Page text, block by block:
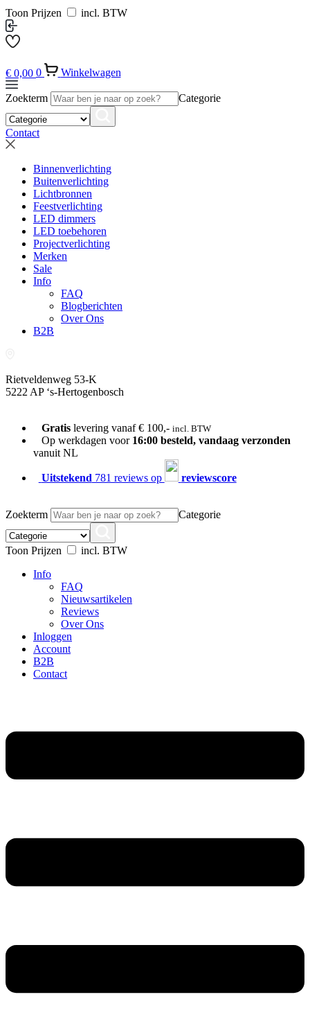
Toon Prijzen incl. BTW
€ 0,00 0 Winkelwagen
Zoekterm Categorie
Contact
Binnenverlichting
Buitenverlichting
Lichtbronnen
Feestverlichting
LED dimmers
LED toebehoren
Projectverlichting
Merken
Sale
Info
FAQ
Blogberichten
Over Ons
B2B
Rietveldenweg 53-K
5222 AP ‘s-Hertogenbosch
Gratislevering vanaf € 100,- incl. BTW
Op werkdagen voor 16:00 besteld, vandaag verzonden
vanuit NL
Uitstekend 781 reviews op reviewscore
Zoekterm Categorie
Toon Prijzen
incl. BTW
Info
FAQ
Nieuwsartikelen
Reviews
Over Ons
Inloggen
Account
B2B
Contact